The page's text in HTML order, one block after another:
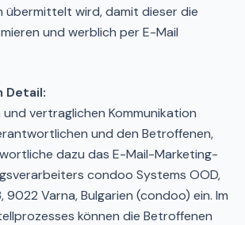
übermittelt wird, damit dieser die
und werblich per E-Mail
Detail:
vertraglichen Kommunikation
und den Betroffenen,
dazu das E-Mail-Marketing-
condoo Systems OOD,
9022 Varna, Bulgarien (condoo) ein. Im
können die Betroffenen